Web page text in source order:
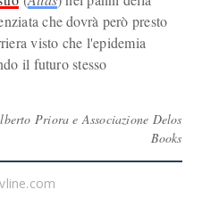
che dovrà però presto
visto che l'epidemia
il futuro stesso
Priora e Associazione Delos
Books